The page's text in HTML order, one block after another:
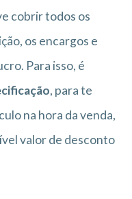
cobrir todos os
os encargos e
Para isso, é
, para te
na hora da venda,
valor de desconto